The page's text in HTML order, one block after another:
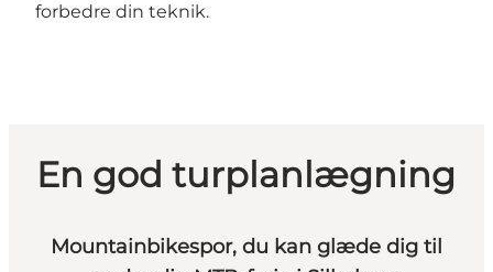
forbedre din teknik.
En god turplanlægning
Mountainbikespor, du kan glæde dig til